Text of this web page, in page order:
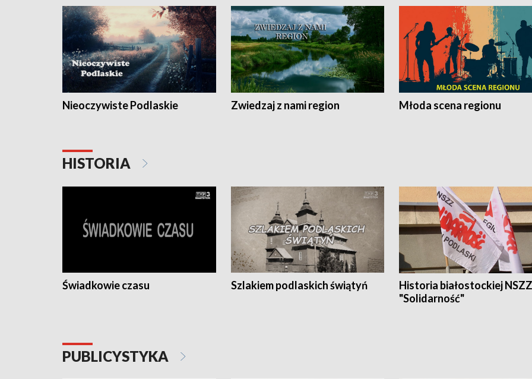
Nieoczywiste Podlaskie Zwiedzaj z nami region Młoda scena regionu
HISTORIA
Świadkowie czasu Szlakiem podlaskich świątyń
Historia białostockiej NSZZ
"Solidarność"
PUBLICYSTYKA